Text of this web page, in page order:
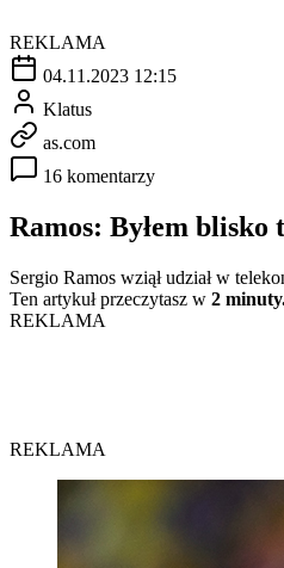
REKLAMA
04.11.2023 12:15
Klatus
as.com
16 komentarzy
Ramos: Byłem
Sergio Ramos wziął udział w
Ten artykuł przeczytasz w 2
REKLAMA
REKLAMA